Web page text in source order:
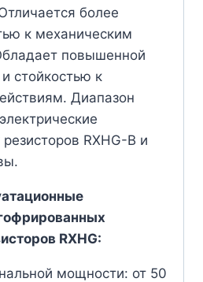
более
к механическим
повышенной
стойкостью к
Диапазон
RXHG-B и
RXHG:
мощности: от 50